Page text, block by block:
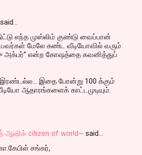
said…
எந்த முஸ்லிம் குண்டு வைப்பான்
மேலே கண்ட வீடியோவில் வரும்
அக்பர்” என்ற கோஷத்தை கவனித்துப்
இதை போன்று 100 க்கும்
ஆதாரங்களைக் காட்டமுடியும்.
ஆஷிக் citizen of world~ said…
சங்கர்,